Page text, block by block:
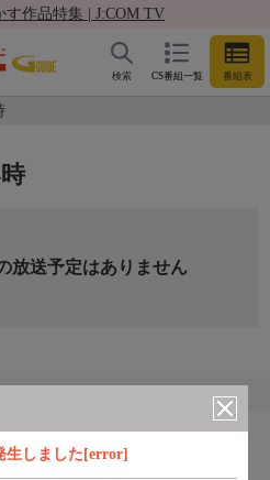
す作品特集 | J:COM TV
CS番組一覧 番組表
検索
生しました[error]
放送予定はありません
組